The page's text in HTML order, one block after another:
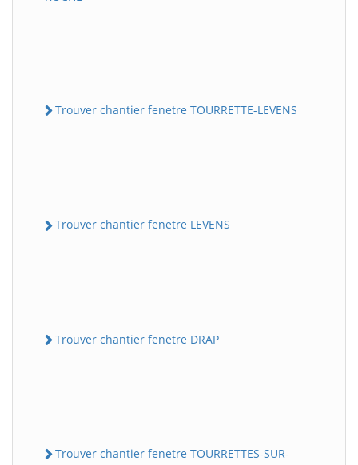
Trouver chantier fenetre TOURRETTE-LEVENS
Trouver chantier fenetre LEVENS
Trouver chantier fenetre DRAP
Trouver chantier fenetre TOURRETTES-SUR-